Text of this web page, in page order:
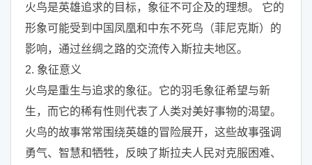
火鸟是英雄追求的目标，象征不可企及的理想。 它的
形象可能受到中国凤凰和中东不死鸟（菲尼克斯）的
影响，通过丝绸之路的交流传入斯拉夫地区。
2. 象征意义
火鸟是重生与追求的象征。它的羽毛象征希望与新
生，而它的稀有性则代表了人类对美好事物的渴望。
火鸟的故事常常围绕英雄的冒险展开，这些故事强调
勇气、智慧和牺牲，反映了斯拉夫人民对克服困难、